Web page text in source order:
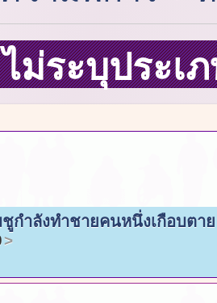
ไม่ระบุประเ
ชูกำลังทำชายคนหนึ่งเกือบต